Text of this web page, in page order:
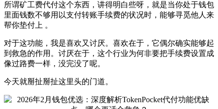
所谓矿工费代付这个东西，讲得明白些呀，就是当你处于钱包
里面钱数不够用以支付转账手续费的状况时，能够寻觅他人来
帮你垫付上 。
对于这功能，我是喜欢又讨厌。喜欢在于，它偶尔确实能够起
到救急的作用。讨厌在于，这个行业为何非要把手续费设置成
像过路费一样，没完没了呢。
今天就掰扯掰扯这里头的门道。